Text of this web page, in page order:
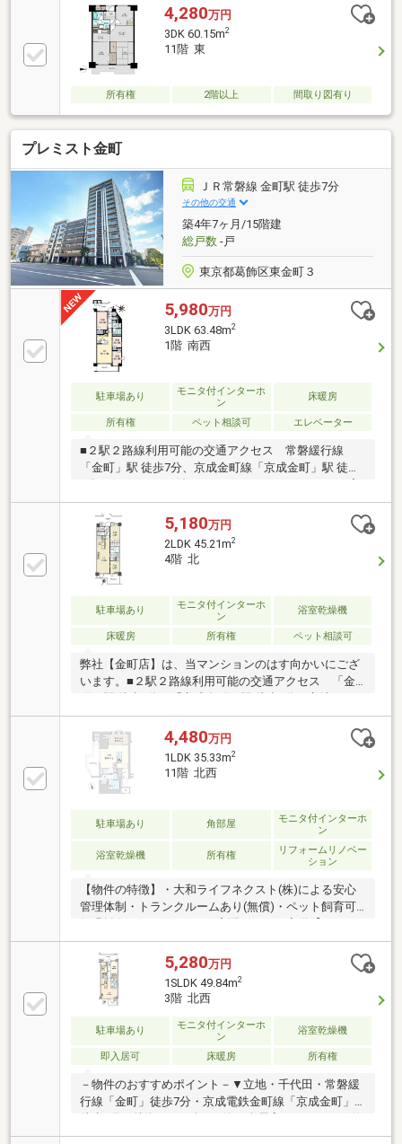
質な日常」・総戸数200戸超の大規模マンション。外
壁はタイル貼りで重厚感があり、日勤管理による良好
な管理体制。・1階部分にはコンビニや飲食店、カフ
ェ、美容室などが併設されており、建物を出てすぐに
日常の用事が済みます平日・夜間ともにお気軽にお問
い合わせください。いつでも対応をさせていただきま
がありますので是非ご連絡をお待ちしております！
4,280万円
3DK 60.15m2
11階 東
所有権 2階以上 間取り図有り
プレミスト金町
ＪＲ常磐線 金町駅 徒歩7分
その他の交通
築4年7ヶ月/15階建
総戸数-戸
東京都葛飾区東金町３
5,980万円
3LDK 63.48m2
1階 南西
駐車場あり
モニタ付インターホ
ン
床暖房
所有権 ペット相談可 エレベーター
■２駅２路線利用可能の交通アクセス 常磐緩行線
「金町」駅 徒歩7分、京成金町線「京成金町」駅 徒歩
9分■ＴＶモニター付きオートロックシステム ■ 宅
配ボックス有り■ダイニングは足元からポカポカの快
適なガス温水式床暖房付きです■システムキッチンに
は食器洗浄乾燥機、ディスポーザー付きです■雨の日
のお洗濯に活躍できる浴室換気乾燥機付きです■ペッ
ト飼育可能（使用細則有り）・セブン－イレブン 東
金町店まで徒歩４分(約300m)・まいばすけっと 東金
町３丁目店まで徒歩４分(約300m)・社会医療法人 社
団光仁会 第一病院まで徒歩２分(約130m)
5,180万円
2LDK 45.21m2
4階 北
駐車場あり
モニタ付インターホ
ン
浴室乾燥機
床暖房 所有権 ペット相談可
弊社【金町店】は、当マンションのはす向かいにござ
います。■２駅２路線利用可能の交通アクセス 「金
町」駅 徒歩7分、「京成金町」駅 徒歩9分の立地■ペッ
ト飼育可能（細則有）■ＴＶモニター付きオートロッ
クシステム■新耐震基準＆管理・セキュリティ体制良
好■ 宅配ボックス有り■充実な設備・仕様 ・ガス温水
式床暖房・食器洗浄乾燥機・ディスポーザー ・浴室
換気乾燥機・室内ホスクリーン ・ラクセスキーで自
スあり■居住者専用の共用レンタサイクルありご見
学・詳細などお気軽にお問合わせ下さい。当マンショ
ン別部屋のご案内も承ります。
4,480万円
1LDK 35.33m2
11階 北西
駐車場あり 角部屋
モニタ付インターホ
ン
浴室乾燥機 所有権
リフォームリノベー
ション
【物件の特徴】・大和ライフネクスト(株)による安心
管理体制・トランクルームあり(無償)・ペット飼育可
(細則有)・オートロック、宅配ボックス完備【リノベ
ーション内容】・キッチン水栓交換・洗面化粧台水栓
交換・ユニットバス水栓交換・トイレ手洗水栓交換・
トイレ交換・フロアタイル一部貼替・クロス貼替・ク
リーニング等《アフターサービス保証付》～住んでか
らでも安心・安全をサポート～ 水まわりトラブルは
365日対応で安心です。 詳しくはお問い合わせ下さ
5,280万円
1SLDK 49.84m2
3階 北西
駐車場あり
モニタ付インターホ
ン
浴室乾燥機
即入居可 床暖房 所有権
－物件のおすすめポイント－▼立地・千代田・常磐緩
行線「金町」徒歩7分・京成電鉄金町線「京成金町」
徒歩8分▼特徴・2022年2月築・全居室フローリング仕
様の1SLDK・約4.5帖の洋室にWICを設置・サービスス